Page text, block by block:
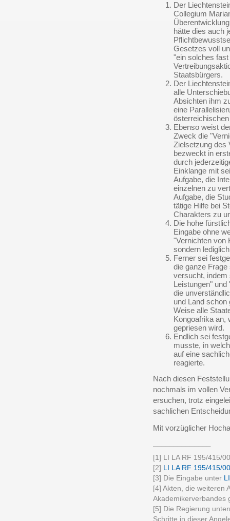
Der
Collegium
hätte dies auch
Gesetzes voll
"ein solches
Staatsbürgers.
Der
alle
Absichten ihm
eine
Ebenso weist
Zweck die
Zielsetzung des
bezweckt in
durch
Einklange mit
Aufgabe, die
einzelnen zu
Aufgabe, die
tätige Hilfe bei
Charakters zu
Die hohe
Eingabe ohne
"Vernichten von
sondern
Ferner sei
die ganze
versucht, indem
Leistungen"
die
und Land schon
Weise alle
Kongoafrika an,
gepriesen wird.
Endlich sei
musste, in
auf eine
reagierte.
Nach diesen
nochmals im vollen
ersuchen, trotz
sachlichen
Mit vorzüglicher
[1] LI LA RF 195/415/
[2] LI LA RF 195/415/
[3] Die Eingabe unter
[4] Akten, die weiteren
Akademikerverbandes
[5] Die Regierung
Schritte in dieser